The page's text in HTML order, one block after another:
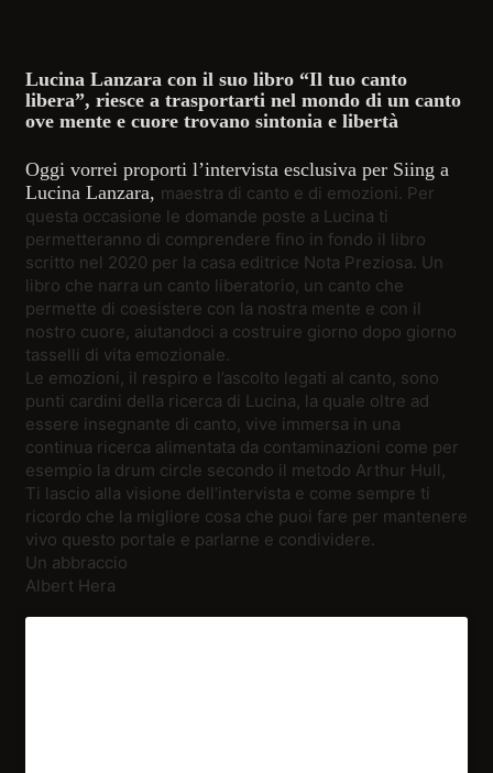
Lucina Lanzara con il suo libro “Il tuo canto
libera”, riesce a trasportarti nel mondo di un canto
ove mente e cuore trovano sintonia e libertà
Oggi vorrei proporti l’intervista esclusiva per Siing a
Lucina Lanzara, maestra di canto e di emozioni. Per
questa occasione le domande poste a Lucina ti
permetteranno di comprendere fino in fondo il libro
scritto nel 2020 per la casa editrice Nota Preziosa. Un
libro che narra un canto liberatorio, un canto che
permette di coesistere con la nostra mente e con il
nostro cuore, aiutandoci a costruire giorno dopo giorno
tasselli di vita emozionale.
Le emozioni, il respiro e l’ascolto legati al canto, sono
punti cardini della ricerca di Lucina, la quale oltre ad
essere insegnante di canto, vive immersa in una
continua ricerca alimentata da contaminazioni come per
esempio la drum circle secondo il metodo Arthur Hull,
Ti lascio alla visione dell’intervista e come sempre ti
ricordo che la migliore cosa che puoi fare per mantenere
vivo questo portale e parlarne e condividere.
Un abbraccio
Albert Hera